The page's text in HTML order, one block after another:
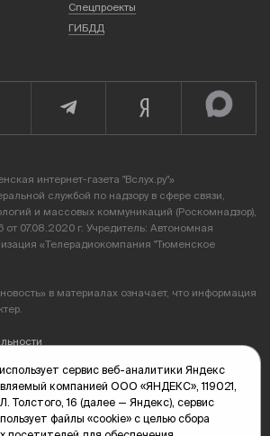
Спецпроекты
ГИБДД
интернет-газета "Вслух.ру"»
службой по надзору в сфере связи,
и массовых коммуникаций (Роскомнадзор),
07.08.2020 г. Учредитель: Автономная
«Телерадиокомпания "Тюменское
в материалах означает, что информация
пр. Геологоразведчиков, 28А
сервис веб-аналитики Яндекс
компанией ООО «ЯНДЕКС», 119021,
Толстого, 16 (далее — Яндекс), сервис
файлы «cookie» с целью сбора